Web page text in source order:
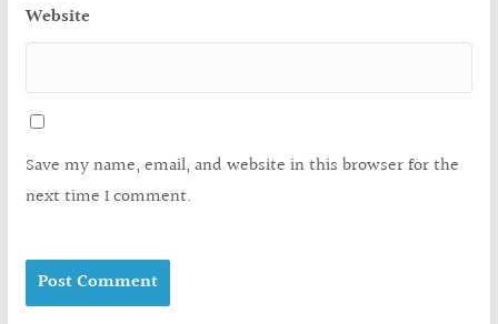
Website
Save my name, email, and website in this browser for the
next time I comment.